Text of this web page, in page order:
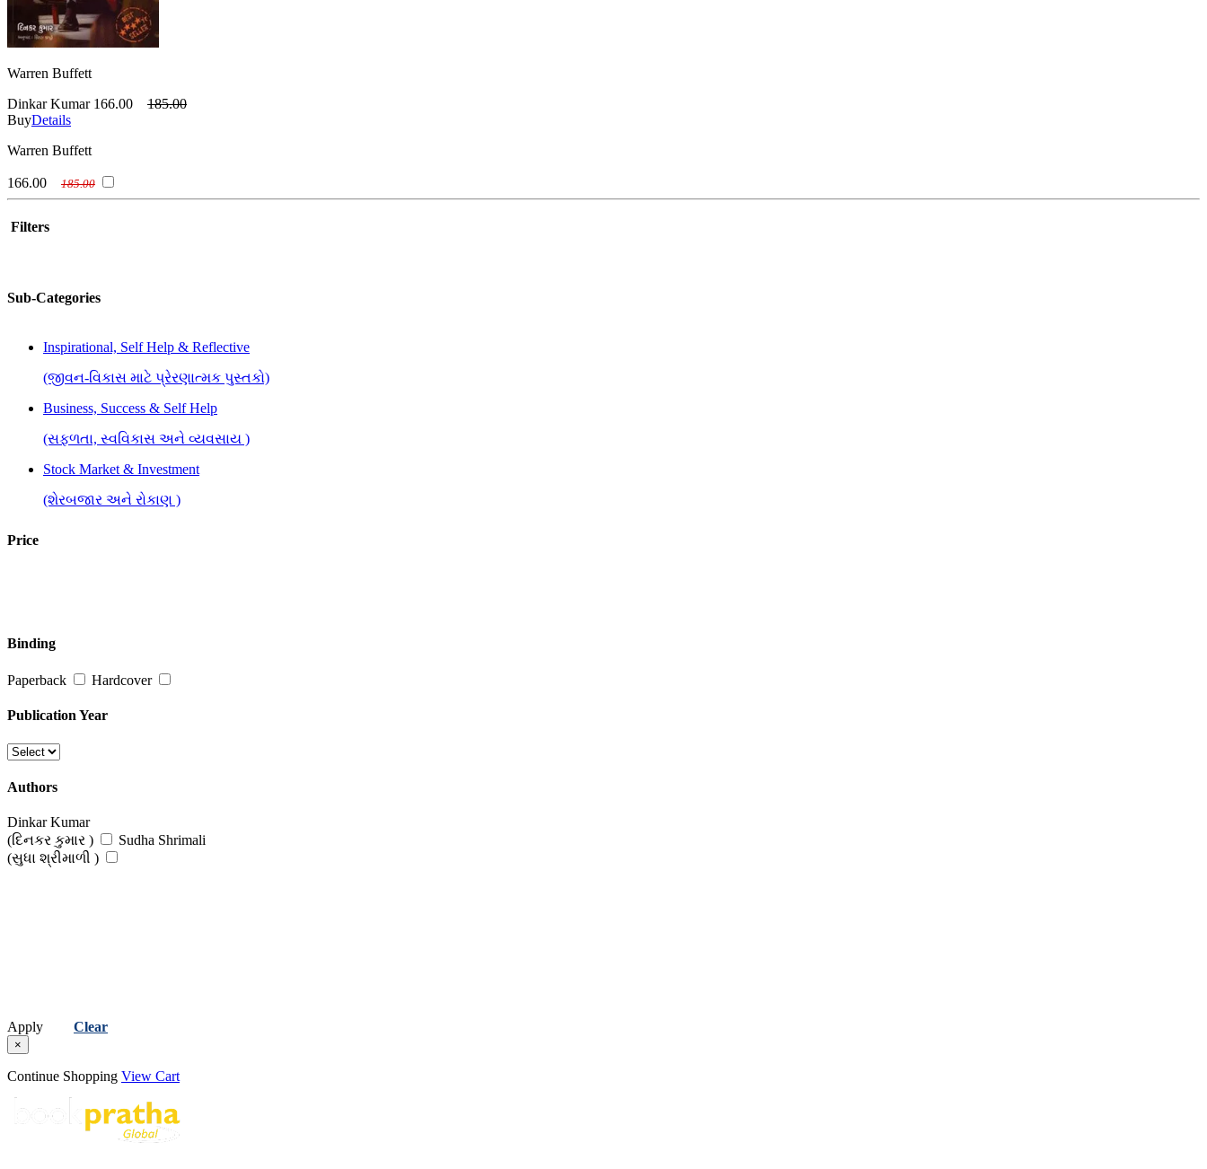
Warren Buffett
Dinkar Kumar 166.00
185.00
BuyDetails
Warren Buffett
166.00 185.00
Filters
Sub-Categories
Inspirational, Self Help & Reflective
(જીવન-વિકાસ માટે પ્રેરણાત્મક પુસ્તકો)
Business, Success & Self Help
(સફળતા, સ્વવિકાસ અને વ્યવસાય )
Stock Market & Investment
(શેરબજાર અને રોકાણ )
Price
Binding
Paperback Hardcover
Publication Year
Authors
Dinkar Kumar
(દિનકર કુમાર )
Sudha Shrimali
(સુધા શ્રીમાળી )
Apply Clear
×
Continue Shopping View Cart